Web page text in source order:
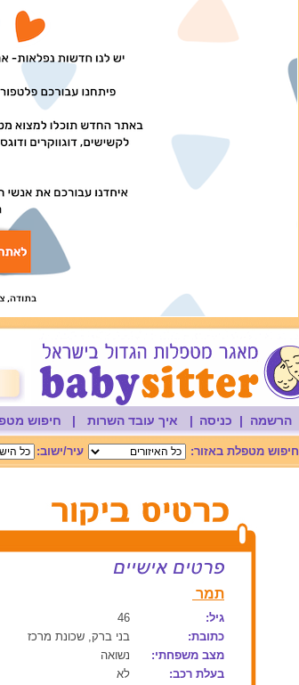
הרשמה | כניסה | איך עובד השרות | חיפוש
חיפוש מטפלת באזור: עיר/ישוב:
תמר
גיל:
46
כתובת:
בני ברק, שכונת מרכז
מצב משפחתי:
נשואה
בעלת רכב:
לא